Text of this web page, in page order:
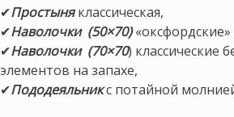
✔Простыняклассическая,
✔Наволочки (50×70)
✔Наволочки (70×70) классические
элементов на запахе,
✔Пододеяльникс потайной